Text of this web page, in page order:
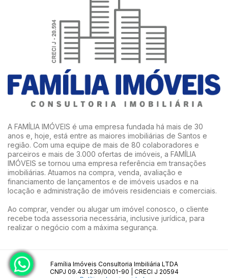
A FAMÍLIA IMÓVEIS é uma empresa fundada há mais de 30
anos e, hoje, está entre as maiores imobiliárias de Santos e
região. Com uma equipe de mais de 80 colaboradores e
parceiros e mais de 3.000 ofertas de imóveis, a FAMÍLIA
IMÓVEIS se tornou uma empresa referência em transações
imobiliárias. Atuamos na compra, venda, avaliação e
financiamento de lançamentos e de imóveis usados e na
locação e administração de imóveis residenciais e comerciais.
Ao comprar, vender ou alugar um imóvel conosco, o cliente
recebe toda assessoria necessária, inclusive jurídica, para
realizar o negócio com a máxima segurança.
Família Imóveis Consultoria Imbiliária LTDA
CNPJ 09.431.239/0001-90 | CRECI J 20594